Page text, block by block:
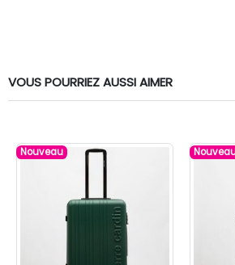
VOUS POURRIEZ AUSSI AIMER
Nouveau